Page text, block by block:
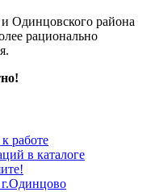
Одинцовского района
рационально
работе
в каталоге